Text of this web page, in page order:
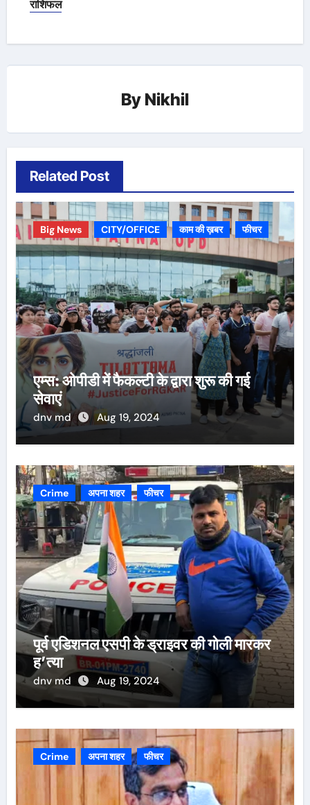
राशिफल
By Nikhil
Related Post
Big News CITY/OFFICE काम की ख़बर फीचर
एम्स: ओपीडी में फैकल्टी के द्वारा शुरू की गई
सेवाएं
dnv md Aug 19, 2024
Crime अपना शहर फीचर
पूर्व एडिशनल एसपी के ड्राइवर की गोली मारकर
ह’त्या
dnv md Aug 19, 2024
Crime अपना शहर फीचर